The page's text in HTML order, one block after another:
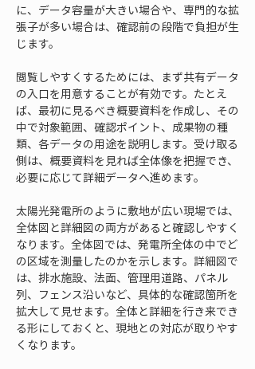
に、データ容量が大きい場合や、専門的な拡
張子が多い場合は、確認前の段階で負担が生
じます。
閲覧しやすくするためには、まず共有データ
の入口を用意することが有効です。たとえ
ば、最初に見るべき概要資料を作成し、その
中で対象範囲、確認ポイント、成果物の種
類、各データの用途を説明します。受け取る
側は、概要資料を見れば全体像を把握でき、
必要に応じて詳細データへ進めます。
太陽光発電所のように敷地が広い現場では、
全体図と詳細図の両方があると確認しやすく
なります。全体図では、発電所全体の中でど
の区域を測量したのかを示します。詳細図で
は、排水施設、法面、管理用道路、パネル
列、フェンス沿いなど、具体的な確認箇所を
拡大して見せます。全体と詳細を行き来でき
る形にしておくと、現地との対応が取りやす
くなります。